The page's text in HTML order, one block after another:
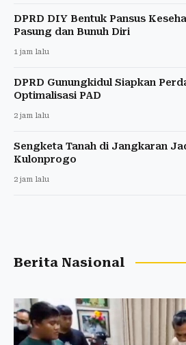
DPRD DIY Bentuk Pansus
Pasung dan Bunuh Diri
1 jam lalu
DPRD Gunungkidul Siapkan
Optimalisasi PAD
2 jam lalu
Sengketa Tanah di Jangkaran
Kulonprogo
2 jam lalu
Berita Nasional